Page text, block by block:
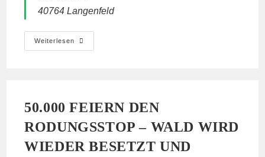
40764 Langenfeld
Weiterlesen
Postadresse
Für
Von
Steffen
Meyn
50.000 FEIERN DEN
RODUNGSSTOP – WALD WIRD
WIEDER BESETZT UND